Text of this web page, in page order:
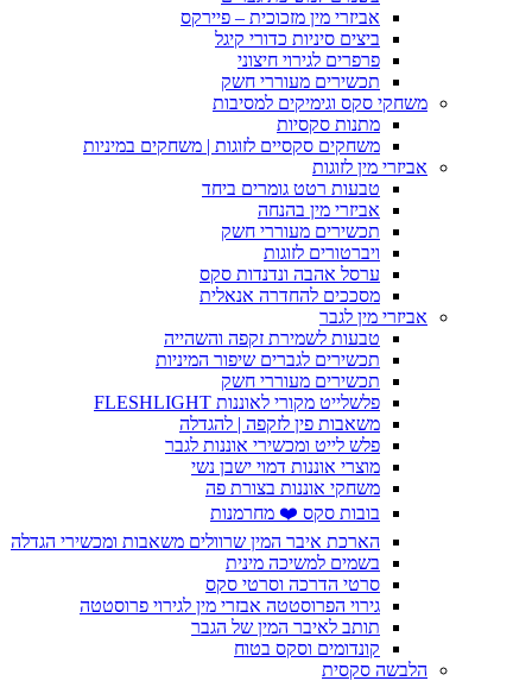
אביזרי מין מזכוכית – פיירקס
ביצים סיניות כדורי קיגל
פרפרים לגירוי חיצוני
תכשירים מעוררי חשק
משחקי סקס וגימיקים למסיבות
מתנות סקסיות
משחקים סקסיים לזוגות | משחקים במיניות
אביזרי מין לזוגות
טבעות רטט גומרים ביחד
אביזרי מין בהנחה
תכשירים מעוררי חשק
ויברטורים לזוגות
ערסל אהבה ונדנדות סקס
מסככים להחדרה אנאלית
אביזרי מין לגבר
טבעות לשמירת זקפה והשהייה
תכשירים לגברים שיפור המיניות
תכשירים מעוררי חשק
פלשלייט מקורי לאוננות FLESHLIGHT
משאבות פין לזקפה | להגדלה
פלש לייט ומכשירי אוננות לגבר
מוצרי אוננות דמוי ישבן נשי
משחקי אוננות בצורת פה
בובות סקס ❤️ מחרמנות
הארכת איבר המין שרוולים משאבות ומכשירי הגדלה
בשמים למשיכה מינית
סרטי הדרכה וסרטי סקס
גירוי הפרוסטטה אבזרי מין לגירוי פרוסטטה
תותב לאיבר המין של הגבר
קונדומים וסקס בטוח
הלבשה סקסית